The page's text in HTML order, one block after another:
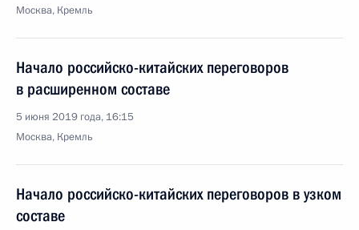
Москва, Кремль
Начало российско-китайских переговоров
в расширенном составе
5 июня 2019 года, 16:15
Москва, Кремль
Начало российско-китайских переговоров в узком
составе